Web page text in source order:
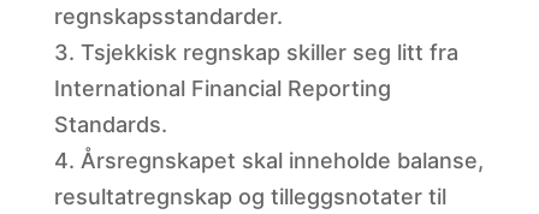
regnskapsstandarder.
3. Tsjekkisk regnskap skiller seg litt fra
International Financial Reporting
Standards.
4. Årsregnskapet skal inneholde balanse,
resultatregnskap og tilleggsnotater til